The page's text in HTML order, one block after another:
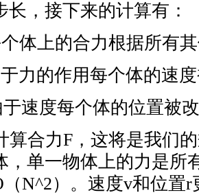
长，接下来的计算有：
体上的合力根据所有
力的作用每个体的速
速度每个体的位置被
算合力F，这将是我们
，单一物体上的力是所
N^2）。速度v和位置